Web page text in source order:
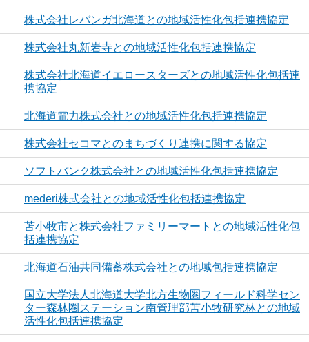
株式会社レバンガ北海道との地域活性化包括連携協定
株式会社丸新岩寺との地域活性化包括連携協定
株式会社北海道イエロースターズとの地域活性化包括連
携協定
北海道電力株式会社との地域活性化包括連携協定
株式会社セコマとのまちづくり連携に関する協定
ソフトバンク株式会社との地域活性化包括連携協定
mederi株式会社との地域活性化包括連携協定
苫小牧市と株式会社ファミリーマートとの地域活性化包
括連携協定
北海道石油共同備蓄株式会社との地域包括連携協定
国立大学法人北海道大学北方生物圏フィールド科学セン
ター森林圏ステーション南管理部苫小牧研究林との地域
活性化包括連携協定